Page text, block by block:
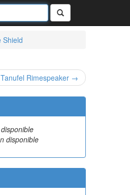
Rechercher
Shield
Rimespeaker →
disponible